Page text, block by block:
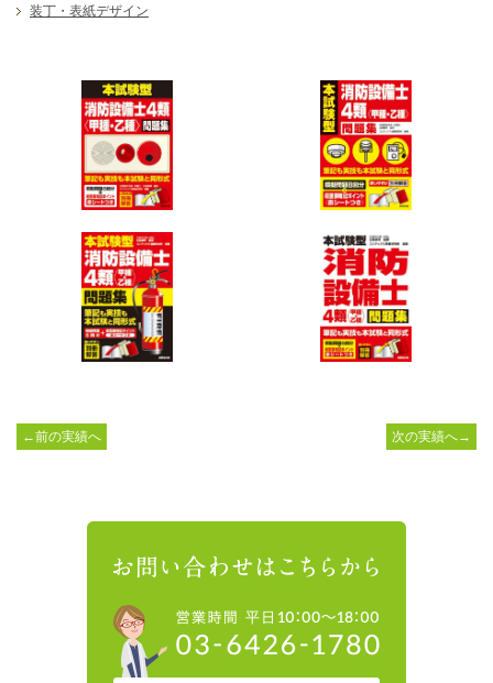
装丁・表紙デザイン
←前の実績へ 次の実績へ→